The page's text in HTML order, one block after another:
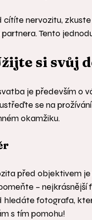
cítíte nervozitu,
Tento
si svůj
je především o
se na
okamžiku.
před objektivem je
– nejkrásnější
hledáte fotografa,
s tím pomohu!